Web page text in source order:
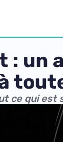
: un
ce qui est